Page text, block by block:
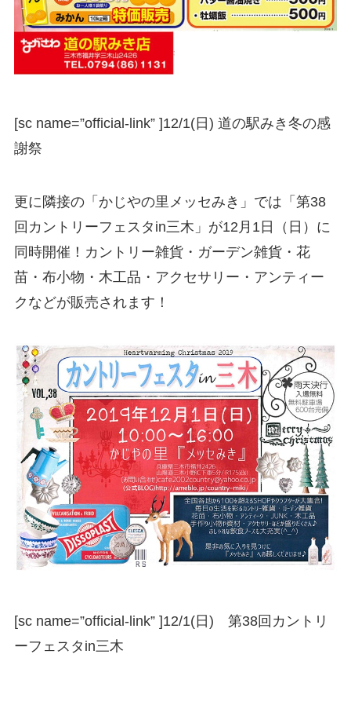
[sc name=”official-link” ]12/1(日) 道の駅みき冬の感
謝祭
更に隣接の「かじやの里メッセみき」では「第38
回カントリーフェスタin三木」が12月1日（日）に
同時開催！カントリー雑貨・ガーデン雑貨・花
苗・布小物・木工品・アクセサリー・アンティー
クなどが販売されます！
[sc name=”official-link” ]12/1(日) 第38回カントリ
ーフェスタin三木